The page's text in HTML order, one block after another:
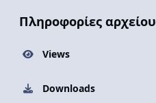
Πληροφορίες αρχείου
Views
Downloads